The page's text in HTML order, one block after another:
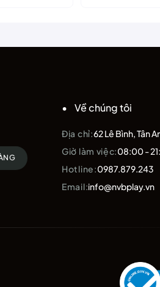
Về chúng tôi
Địa chỉ:62 Lê Bình, Tân
Giờ làm việc:08:00 -
Hotline:0987.879.243
Email:info@nvbplay.vn